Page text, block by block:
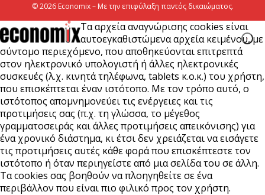
© 2026 Economix – Με την επιφύλαξη παντός δικαιώματος.
Τα αρχεία αναγνώρισης cookies είναι
αυτοεγκαθιστώμενα αρχεία κειμένου, με
σύντομο περιεχόμενο, που αποθηκεύονται επιτρεπτά
στον ηλεκτρονικό υπολογιστή ή άλλες ηλεκτρονικές
συσκευές (λ.χ. κινητά τηλέφωνα, tablets κ.ο.κ.) του χρήστη,
που επισκέπτεται έναν ιστότοπο. Με τον τρόπο αυτό, ο
ιστότοπος απομνημονεύει τις ενέργειες και τις
προτιμήσεις σας (π.χ. τη γλώσσα, το μέγεθος
γραμματοσειράς και άλλες προτιμήσεις απεικόνισης) για
ένα χρονικό διάστημα, κι έτσι δεν χρειάζεται να εισάγετε
τις προτιμήσεις αυτές κάθε φορά που επισκέπτεστε τον
ιστότοπο ή όταν περιηγείστε από μια σελίδα του σε άλλη.
Τα cookies σας βοηθούν να πλοηγηθείτε σε ένα
περιβάλλον που είναι πιο φιλικό προς τον χρήστη.